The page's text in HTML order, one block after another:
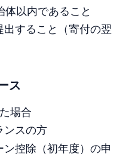
体以内であること
すること（寄付の翌
ス
場合
ンスの方
控除（初年度）の申